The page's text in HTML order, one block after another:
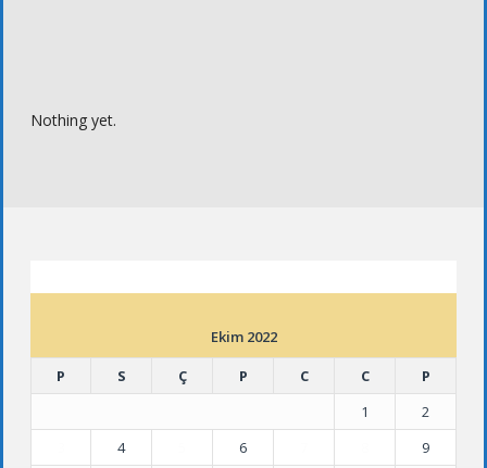
Nothing yet.
Ekim 2022
P
S Ç P C C
P
1
2
4 6
9